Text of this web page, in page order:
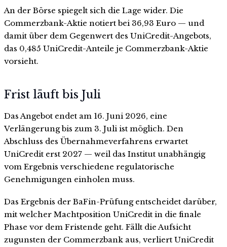
An der Börse spiegelt sich die Lage wider. Die
Commerzbank-Aktie notiert bei 36,93 Euro — und
damit über dem Gegenwert des UniCredit-Angebots,
das 0,485 UniCredit-Anteile je Commerzbank-Aktie
vorsieht.
Frist läuft bis Juli
Das Angebot endet am 16. Juni 2026, eine
Verlängerung bis zum 3. Juli ist möglich. Den
Abschluss des Übernahmeverfahrens erwartet
UniCredit erst 2027 — weil das Institut unabhängig
vom Ergebnis verschiedene regulatorische
Genehmigungen einholen muss.
Das Ergebnis der BaFin-Prüfung entscheidet darüber,
mit welcher Machtposition UniCredit in die finale
Phase vor dem Fristende geht. Fällt die Aufsicht
zugunsten der Commerzbank aus, verliert UniCredit